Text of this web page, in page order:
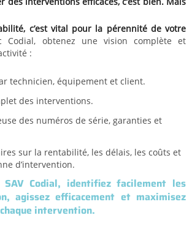
c’est vital pour la pérennité de votre
Codial, obtenez une vision complète et
:
technicien, équipement et client.
des interventions.
des numéros de série, garanties et
sur la rentabilité, les délais, les coûts et
d’intervention.
Codial, identifiez facilement les
agissez efficacement et maximisez
intervention.